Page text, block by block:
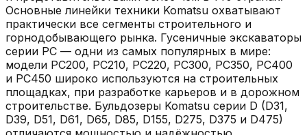
Основные линейки техники Komatsu охватывают
практически все сегменты строительного и
горнодобывающего рынка. Гусеничные экскаваторы
серии PC — одни из самых популярных в мире:
модели PC200, PC210, PC220, PC300, PC350, PC400
и PC450 широко используются на строительных
площадках, при разработке карьеров и в дорожном
строительстве. Бульдозеры Komatsu серии D (D31,
D39, D51, D61, D65, D85, D155, D275, D375 и D475)